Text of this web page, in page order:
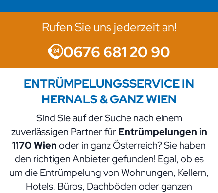
Rufen Sie uns jederzeit an!
0676 681 20 90
ENTRÜMPELUNGSSERVICE IN
HERNALS & GANZ WIEN
Sind Sie auf der Suche nach einem
zuverlässigen Partner fürEntrümpelungen in
1170 Wienoder in ganz Österreich? Sie haben
den richtigen Anbieter gefunden! Egal, ob es
um die Entrümpelung von Wohnungen, Kellern,
Hotels, Büros, Dachböden oder ganzen